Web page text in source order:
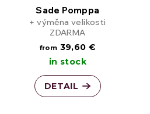
Sade Pomppa
+ výměna velikosti
ZDARMA
from 39,60 €
in stock
DETAIL